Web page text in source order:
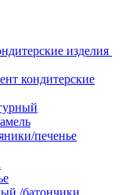
изделия
кондитерские
печенье
/батончики